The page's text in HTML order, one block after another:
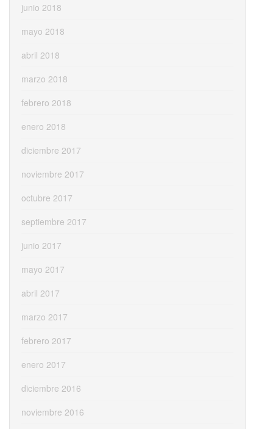
junio 2018
mayo 2018
abril 2018
marzo 2018
febrero 2018
enero 2018
diciembre 2017
noviembre 2017
octubre 2017
septiembre 2017
junio 2017
mayo 2017
abril 2017
marzo 2017
febrero 2017
enero 2017
diciembre 2016
noviembre 2016